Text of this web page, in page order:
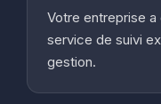
Votre entreprise a
service de suivi
gestion.